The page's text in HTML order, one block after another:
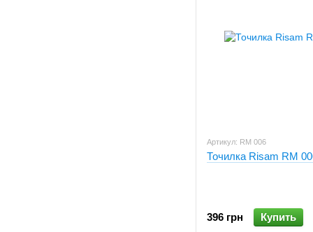
Артикул: RM 006
Точилка Risam RM
396 грн Купить